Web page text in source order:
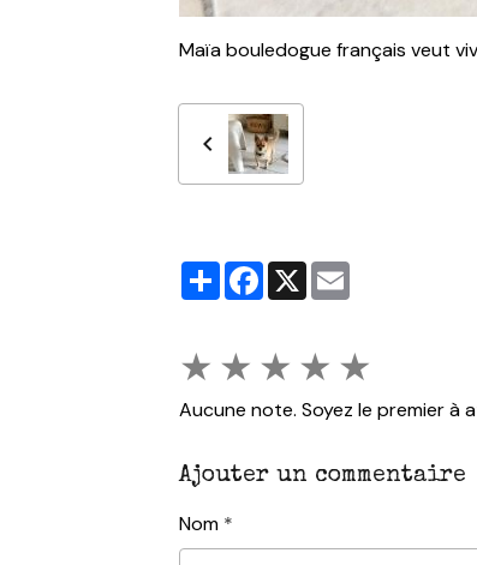
Maïa bouledogue français veut
PartagerFacebook
X
★ ★ ★ ★ ★
Aucune note. Soyez le premier à
Ajouter un commentaire
Nom